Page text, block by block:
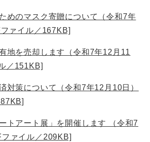
めのマスク寄贈について（令和7年
ァイル／167KB]
地を売却します（令和7年12月11
／151KB]
対策について（令和7年12月10日）
トアート展」を開催します （令和7
ァイル／209KB]